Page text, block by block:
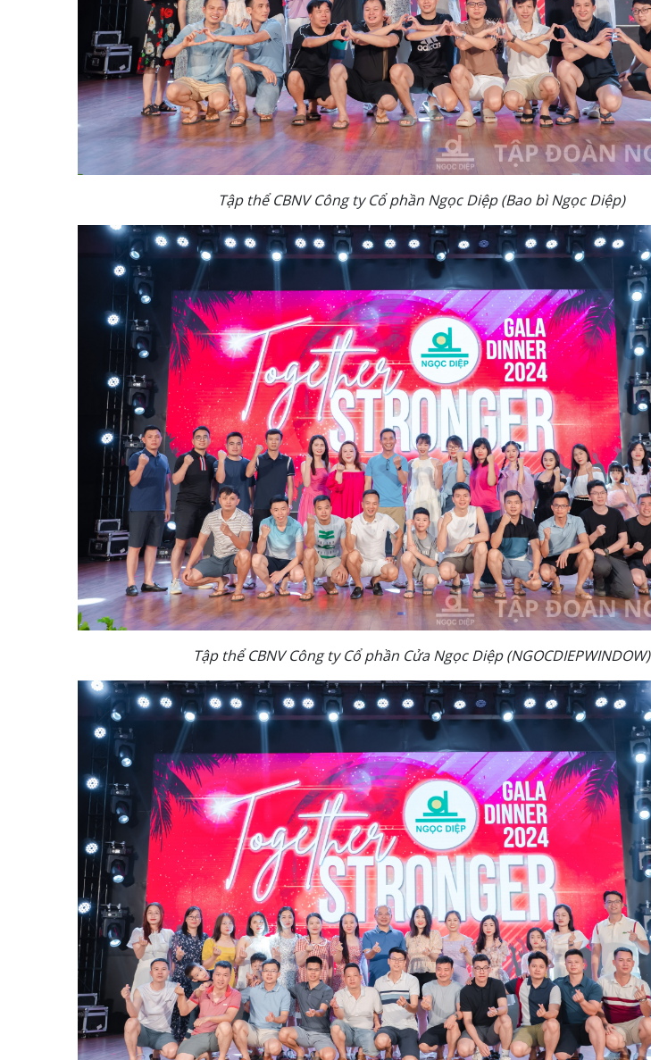
Tập thể CBNV Công ty Cổ phần Ngọc Diệp (Bao bì Ngọc Diệp)
Tập thể CBNV Công ty Cổ phần Cửa Ngọc Diệp (NGOCDIEPWINDOW)